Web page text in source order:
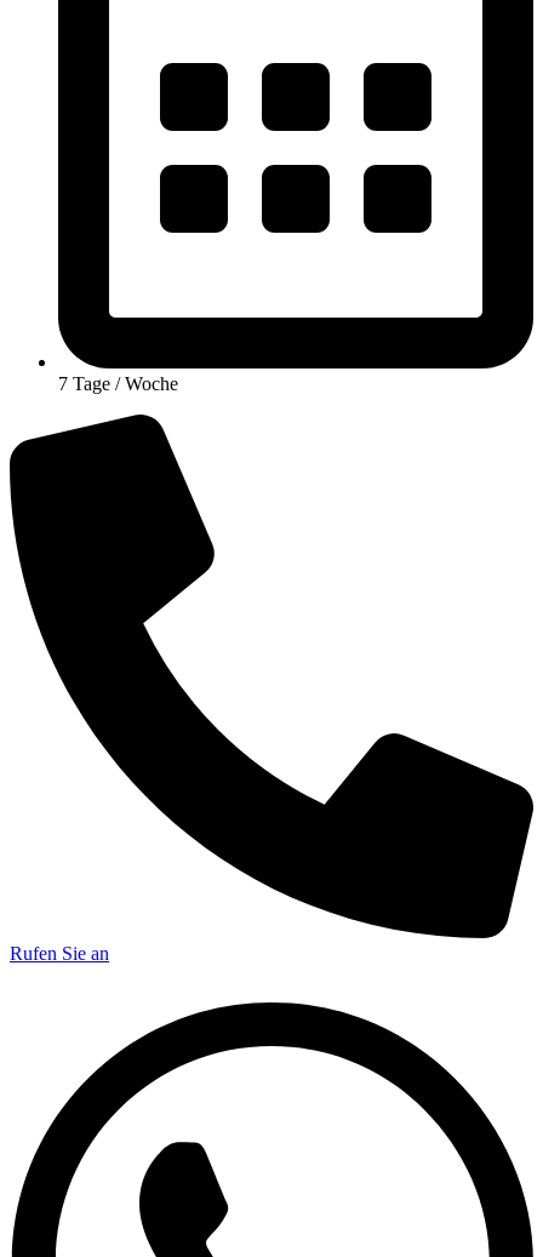
7 Tage / Woche
Rufen Sie an